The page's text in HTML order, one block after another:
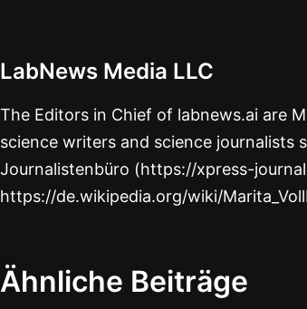
LabNews Media LLC
The Editors in Chief of labnews.ai are
science writers and science journalists
Journalistenbüro (https://xpress-
https://de.wikipedia.org/wiki/
Ähnliche Beiträge